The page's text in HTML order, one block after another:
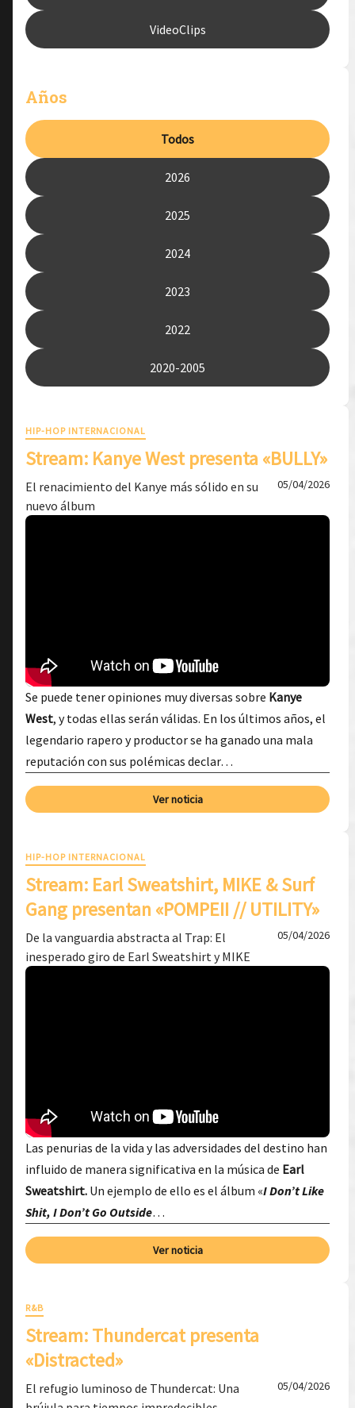
VideoClips
Años
Todos
2026
2025
2024
2023
2022
2020-2005
HIP-HOP INTERNACIONAL
Stream: Kanye West presenta «BULLY»
El renacimiento del Kanye más sólido en su
nuevo álbum
05/04/2026
Se puede tener opiniones muy diversas sobre Kanye
West, y todas ellas serán válidas. En los últimos años, el
legendario rapero y productor se ha ganado una mala
reputación con sus polémicas declar…
Ver noticia
HIP-HOP INTERNACIONAL
Stream: Earl Sweatshirt, MIKE & Surf
Gang presentan «POMPEII // UTILITY»
De la vanguardia abstracta al Trap: El
inesperado giro de Earl Sweatshirt y MIKE
05/04/2026
Las penurias de la vida y las adversidades del destino han
influido de manera significativa en la música de Earl
Sweatshirt. Un ejemplo de ello es el álbum «I Don’t Like
Shit, I Don’t Go Outside…
Ver noticia
R&B
Stream: Thundercat presenta
«Distracted»
El refugio luminoso de Thundercat: Una
05/04/2026